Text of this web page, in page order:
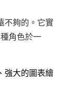
不夠的。它實
角色於一
強大的圖表繪